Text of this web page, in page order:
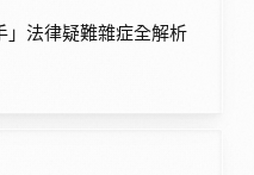
」法律疑難雜症全解析